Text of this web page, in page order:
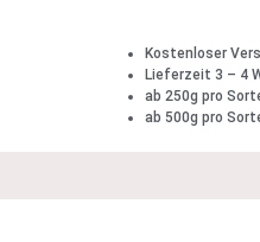
Kostenloser
Lieferzeit 3 – 4
ab 250g pro
ab 500g pro